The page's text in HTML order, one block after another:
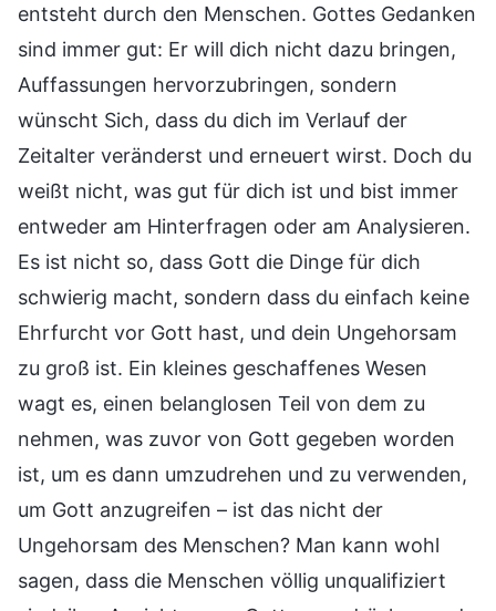
entsteht durch den Menschen. Gottes Gedanken
sind immer gut: Er will dich nicht dazu bringen,
Auffassungen hervorzubringen, sondern
wünscht Sich, dass du dich im Verlauf der
Zeitalter veränderst und erneuert wirst. Doch du
weißt nicht, was gut für dich ist und bist immer
entweder am Hinterfragen oder am Analysieren.
Es ist nicht so, dass Gott die Dinge für dich
schwierig macht, sondern dass du einfach keine
Ehrfurcht vor Gott hast, und dein Ungehorsam
zu groß ist. Ein kleines geschaffenes Wesen
wagt es, einen belanglosen Teil von dem zu
nehmen, was zuvor von Gott gegeben worden
ist, um es dann umzudrehen und zu verwenden,
um Gott anzugreifen – ist das nicht der
Ungehorsam des Menschen? Man kann wohl
sagen, dass die Menschen völlig unqualifiziert